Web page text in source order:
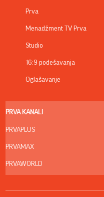
Prva
Menadžment TV Prva
Studio
16:9 podešavanja
Oglašavanje
PRVA KANALI
PRVAPLUS
PRVAMAX
PRVAWORLD